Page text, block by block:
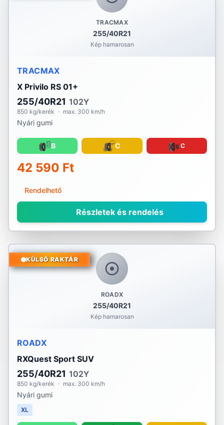
TRACMAX
255/40R21
Kép hamarosan
TRACMAX
X Privilo RS 01+
255/40R21 102Y
850 kg/kerék · max. 300 km/h
Nyári gumi
B C C
42 590 Ft
Rendelhető
Részletek és rendelés
ROADX
255/40R21
Kép hamarosan
KÜLSŐ RAKTÁR
ROADX
RXQuest Sport SUV
255/40R21 102Y
850 kg/kerék · max. 300 km/h
Nyári gumi
XL